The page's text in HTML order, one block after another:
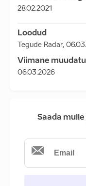
28.02.2021
Loodud
Tegude Radar,
Viimane
06.03.2026
Saada